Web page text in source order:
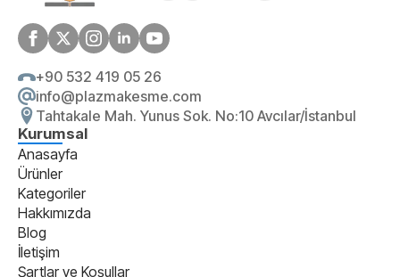
+90 532 419 05 26
info@plazmakesme.com
Tahtakale Mah. Yunus Sok. No:10 Avcılar/İstanbul
Kurumsal
Anasayfa
Ürünler
Kategoriler
Hakkımızda
Blog
İletişim
Şartlar ve Koşullar